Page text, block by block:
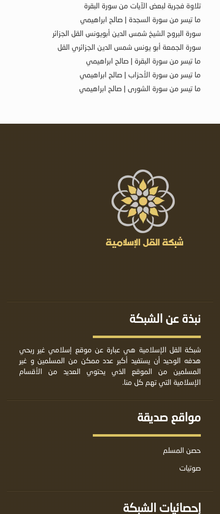
تلاوة فجرية لبعض الآيات من سورة البقرة
ما تيسر من سورة السجدة | صالح ابراهيمي
سورة البروج الشيخ شمس الدين أبويونس القل الجزائر
سورة الجمعة أبو يونس شمس الدين الجزائري القل
ما تيسر من سورة البقرة | صالح ابراهيمي
ما تيسر من سورة الأحزاب | صالح ابراهيمي
ما تيسر من سورة الشورى | صالح ابراهيمي
نبذة عن الشبكة
شبكة القل الإسلامية هي عبارة عن موقع إسلامي غير ربحي
هدفه الوحيد أن يستفيد أكبر عدد ممكن من المسلمين و غير
المسلمين من الموقع الذي يحتوي العديد من الأقسام
الإسلامية التي تهم كل منا.
مواقع صديقة
حصن المسلم
صوتيات
إحصائيات الشبكة